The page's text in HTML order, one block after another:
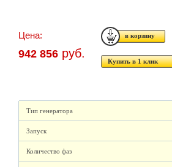
Цена:
942 856 руб.
Купить в 1 клик
Тип генератора
Запуск
Количество фаз